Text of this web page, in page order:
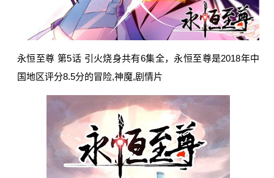
永恒至尊 第5话 引火烧身共有6集全，永恒至尊是2018年中
国地区评分8.5分的冒险,神魔,剧情片